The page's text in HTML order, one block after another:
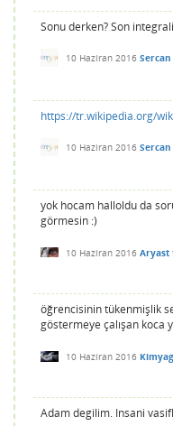
Sonu derken? Son
10 Haziran 2016 Sercan
https://tr.wikipedia.org/
10 Haziran 2016 Sercan
yok hocam halloldu da
görmesin :)
10 Haziran 2016 Aryast
öğrencisinin tükenmişlik
göstermeye çalışan koca
10 Haziran 2016
Adam degilim. Insani